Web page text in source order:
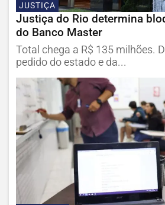
JUSTIÇA
Justiça do Rio determina
do Banco Master
Total chega a R$ 135 milhões.
pedido do estado e da...